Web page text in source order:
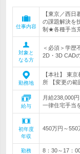
仕事内容
【東京／西
の課題解決を
制★各種手当
対象と
なる方
＜必須＞学歴
2D・3D CAD
勤務地
【本社】 東
所 【変更の範
給与
月給238,000
一律住宅手当
初年度
年収
450万円～550
勤務
8：30～17：